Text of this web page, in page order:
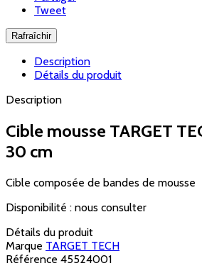
Tweet
Description
Détails du produit
Description
Cible mousse TARGET
30 cm
Cible composée de bandes de mousse
Disponibilité : nous consulter
Détails du produit
Marque TARGET TECH
Référence 45524001